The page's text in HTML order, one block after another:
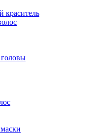
краситель
головы